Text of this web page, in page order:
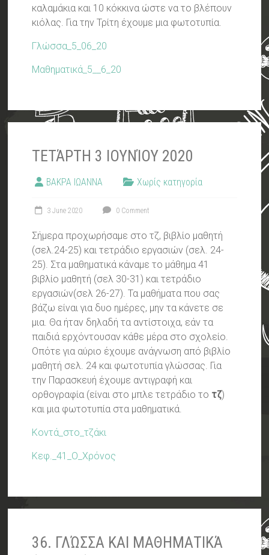
καλαμάκια και 10 κόκκινα ώστε να το βλέπουν
κιόλας. Για την Τρίτη έχουμε μια φωτοτυπία.
Γλώσσα_5_06_20
Μαθηματικά_5__6_20
ΤΕΤΆΡΤΗ 3 ΙΟΥΝΊΟΥ 2020
ΒΑΚΡΑ ΙΩΑΝΝΑ Χωρίς κατηγορία
3 June 2020 0 Comment
Σήμερα προχωρήσαμε στο τζ, βιβλίο μαθητή
(σελ.24-25) και τετράδιο εργασιών (σελ. 24-
25). Στα μαθηματικά κάναμε το μάθημα 41
βιβλίο μαθητή (σελ 30-31) και τετράδιο
εργασιών(σελ 26-27). Τα μαθήματα που σας
βάζω είναι για δυο ημέρες, μην τα κάνετε σε
μια. Θα ήταν δηλαδή τα αντίστοιχα, εάν τα
παιδιά ερχόντουσαν κάθε μέρα στο σχολείο.
Οπότε για αύριο έχουμε ανάγνωση από βιβλίο
μαθητή σελ. 24 και φωτοτυπία γλώσσας. Για
την Παρασκευή έχουμε αντιγραφή και
ορθογραφία (είναι στο μπλε τετράδιο το τζ)
και μια φωτοτυπία στα μαθηματικά.
Κοντά_στο_τζάκι
Κεφ._41_Ο_Χρόνος
36. ΓΛΏΣΣΑ ΚΑΙ ΜΑΘΗΜΑΤΙΚΆ